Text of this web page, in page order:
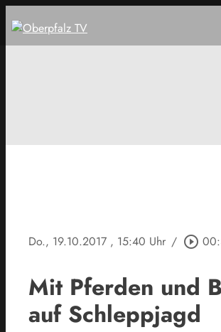
Do., 19.10.2017 , 15:40 Uhr / play_circle_outline
Mit Pferden und
auf Schleppjagd